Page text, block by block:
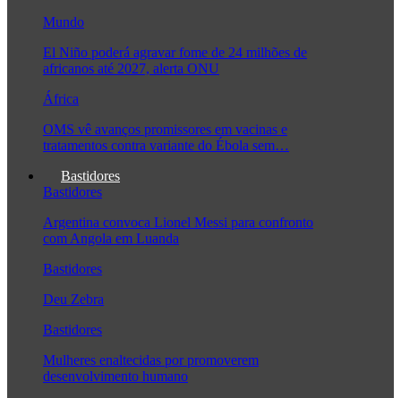
Mundo
El Niño poderá agravar fome de 24 milhões de
africanos até 2027, alerta ONU
África
OMS vê avanços promissores em vacinas e
tratamentos contra variante do Ébola sem…
Bastidores
Bastidores
Argentina convoca Lionel Messi para confronto
com Angola em Luanda
Bastidores
Deu Zebra
Bastidores
Mulheres enaltecidas por promoverem
desenvolvimento humano